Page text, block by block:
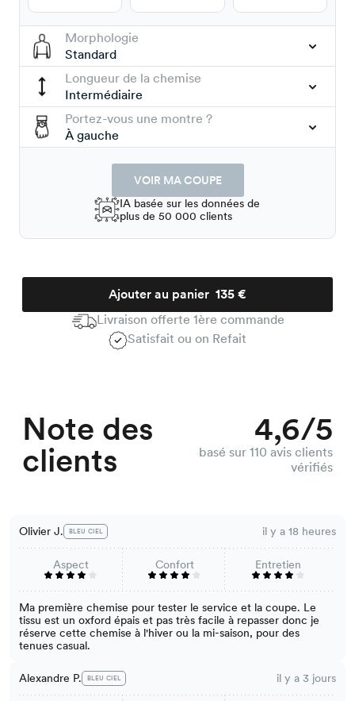
Morphologie
Standard
Longueur de la chemise
Intermédiaire
Portez-vous une montre ?
À gauche
VOIR MA COUPE
IA basée sur les données de
plus de 50 000 clients
Ajouter au panier
Livraison offerte 1ère commande
Satisfait ou on Refait
Note des
clients
4,6/5
basé sur 110 avis clients
vérifiés
Olivier J. BLEU CIEL il y a 18 heures
Aspect Confort Entretien
Ma première chemise pour tester le service et la coupe. Le
tissu est un oxford épais et pas très facile à repasser donc je
réserve cette chemise à l'hiver ou la mi-saison, pour des
tenues casual.
Alexandre P. BLEU CIEL il y a 3 jours